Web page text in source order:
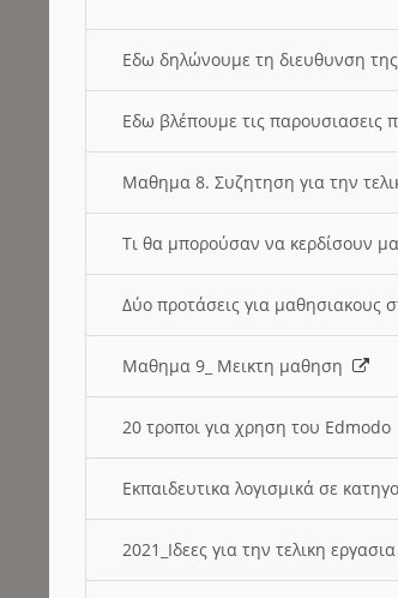
Εδω δηλώνουμε τη διευθυνση
Εδω βλέπουμε τις
Μαθημα 8. Συζητηση για την
Τι θα μπορούσαν να κερδίσουν
Δύο προτάσεις για μαθησιακους
Μαθημα 9_ Μεικτη μαθηση
20 τροποι για χρηση του
Εκπαιδευτικα λογισμικά σε
2021_Ιδεες για την τελικη